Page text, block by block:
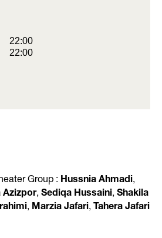
22:00
22:00
Group : Hussnia Ahmadi,
Azizpor, Sediqa Hussaini, Shakila
, Marzia Jafari, Tahera Jafari